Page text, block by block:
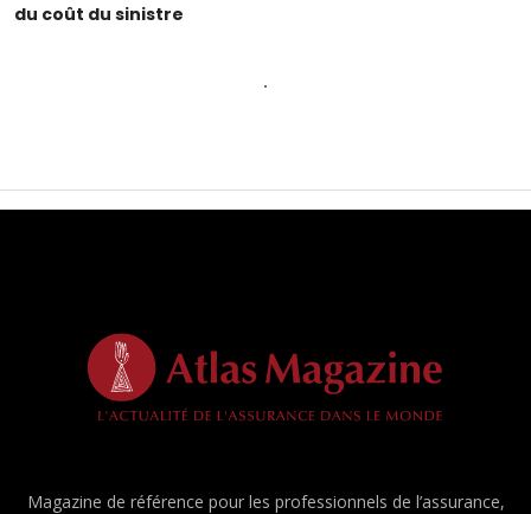
du coût du sinistre
Magazine de référence pour les professionnels de l’assurance,